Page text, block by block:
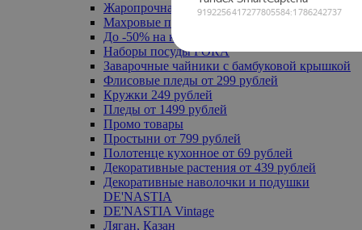
Жаропрочная посуда
Махровые полотенца
До -50% на ковры
Наборы посуды FORA
Заварочные чайники с бамбуковой крышкой
Флисовые пледы от 299 рублей
Кружки 249 рублей
Пледы от 1499 рублей
Промо товары
Простыни от 799 рублей
Полотенце кухонное от 69 рублей
Декоративные растения от 439 рублей
Декоративные наволочки и подушки
DE'NASTIA
DE'NASTIA Vintage
Ляган, Казан